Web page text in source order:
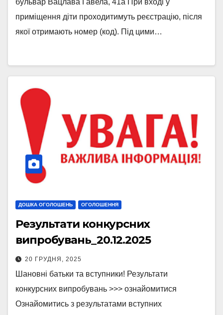
бульвар Вацлава Гавела, 41а При вході у
приміщення діти проходитимуть реєстрацію, після
якої отримають номер (код). Під цими…
ДОШКА ОГОЛОШЕНЬ ОГОЛОШЕННЯ
Результати конкурсних
випробувань_20.12.2025
20 ГРУДНЯ, 2025
Шановні батьки та вступники! Результати
конкурсних випробувань >>> ознайомитися
Ознайомитись з результатами вступних